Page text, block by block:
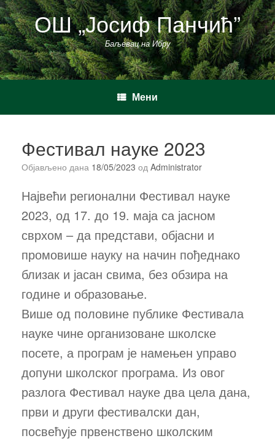
Пређи
на
садржај ОШ „Јосиф Панчић”
Баљевац на Ибру
Мени
Фестивал науке 2023
Објављено дана 18/05/2023 од Administrator
Највећи регионални Фестивал науке
2023, од 17. до 19. маја са јасном
сврхом – да представи, објасни и
промовише науку на начин пођеднако
близак и јасан свима, без обзира на
године и образовање.
Више од половине публике Фестивала
науке чине организоване школске
посете, а програм је намењен управо
допуни школског програма. Из овог
разлога Фестивал науке два цела дана,
први и други фестивалски дан,
посвећује првенствено школским